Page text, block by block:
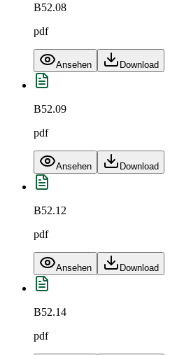
B52.08
pdf
Ansehen Download
B52.09
pdf
Ansehen Download
B52.12
pdf
Ansehen Download
B52.14
pdf